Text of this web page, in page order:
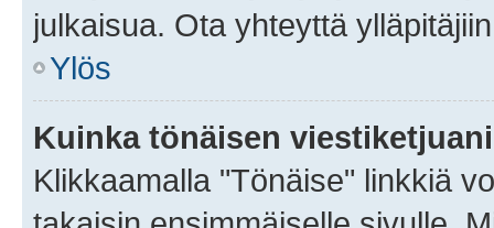
julkaisua. Ota yhteyttä
Ylös
Kuinka tönäisen
Klikkaamalla "Tönäise" linkkiä